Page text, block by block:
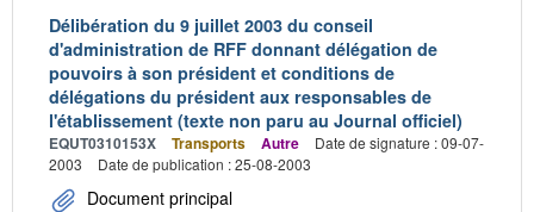
Délibération du 9 juillet 2003 du conseil
d'administration de RFF donnant délégation de
pouvoirs à son président et conditions de
délégations du président aux responsables de
l'établissement (texte non paru au Journal officiel)
EQUT0310153X Transports Autre
Date de signature : 09-07-
2003
Date de publication : 25-08-2003
Document principal